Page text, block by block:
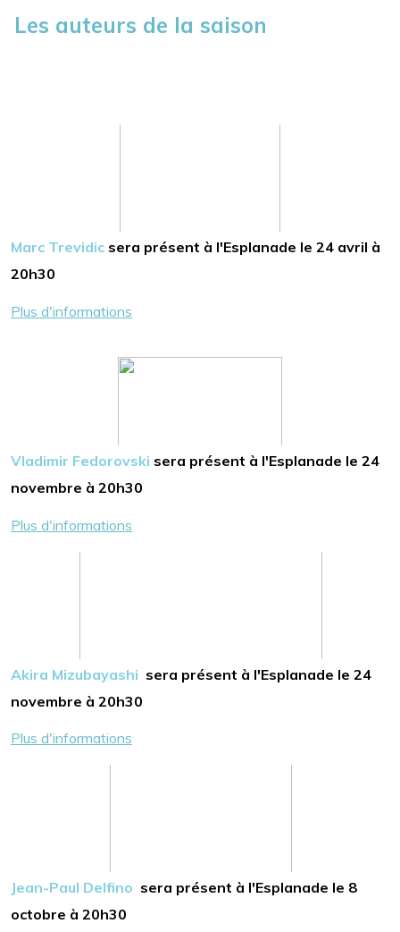
Les auteurs de la saison
Marc Trevidic sera présent à l'Esplanade le 24 avril à
20h30
Plus d'informations
Vladimir Fedorovski sera présent à l'Esplanade le 24
novembre à 20h30
Plus d'informations
Akira Mizubayashi sera présent à l'Esplanade le 24
novembre à 20h30
Plus d'informations
Jean-Paul Delfino sera présent à l'Esplanade le 8
octobre à 20h30